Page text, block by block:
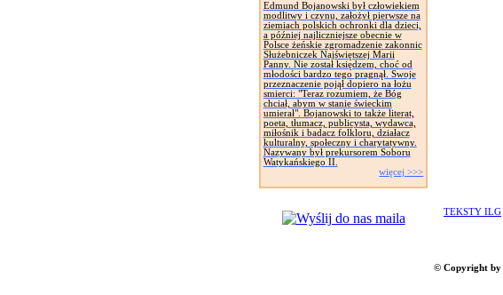
Edmund Bojanowski był człowiekiem
modlitwy i czynu, założył pierwsze na
ziemiach polskich ochronki dla dzieci,
a później najliczniejsze obecnie w
Polsce żeńskie zgromadzenie zakonnic
Służebniczek Najświętszej Marii
Panny. Nie został księdzem, choć od
młodości bardzo tego pragnął. Swoje
przeznaczenie pojął dopiero na łożu
smierci: "Teraz rozumiem, że Bóg
chciał, abym w stanie świeckim
umierał". Bojanowski to także literat,
poeta, tłumacz, publicysta, wydawca,
miłośnik i badacz folkloru, działacz
kulturalny, społeczny i charytatywny.
Nazywany był prekursorem Soboru
Watykańskiego II.
więcej >>>
TEKSTY ILG
© Copyright by